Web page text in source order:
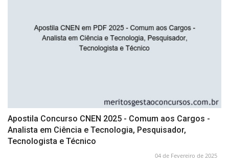
Apostila Concurso CNEN 2025 - Comum aos Cargos -
Analista em Ciência e Tecnologia, Pesquisador,
Tecnologista e Técnico
04 de Fevereiro de 2025